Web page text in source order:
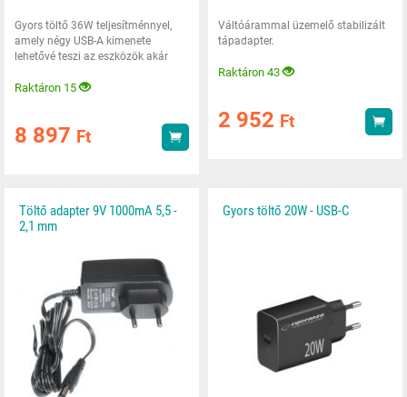
Gyors töltő 36W teljesítménnyel,
amely négy USB-A kimenete
lehetővé teszi az eszközök akár
Raktáron 15
8 897 Ft Vásárlás
Váltóárammal üzemelő stabilizált
tápadapter.
Raktáron 43
2 952 Ft
Töltő adapter 9V 1000mA 5,5 -
2,1 mm
Gyors töltő 20W - USB-C